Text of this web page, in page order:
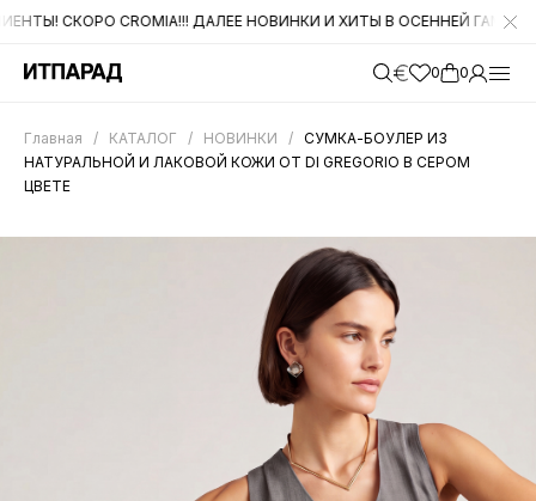
СКОРО CROMIA!!! ДАЛЕЕ НОВИНКИ И ХИТЫ В ОСЕННЕЙ ГАММЕ ОТ DI
0 0
Главная / КАТАЛОГ / НОВИНКИ / СУМКА-БОУЛЕР ИЗ
НАТУРАЛЬНОЙ И ЛАКОВОЙ КОЖИ ОТ DI GREGORIO В СЕРОМ
ЦВЕТЕ